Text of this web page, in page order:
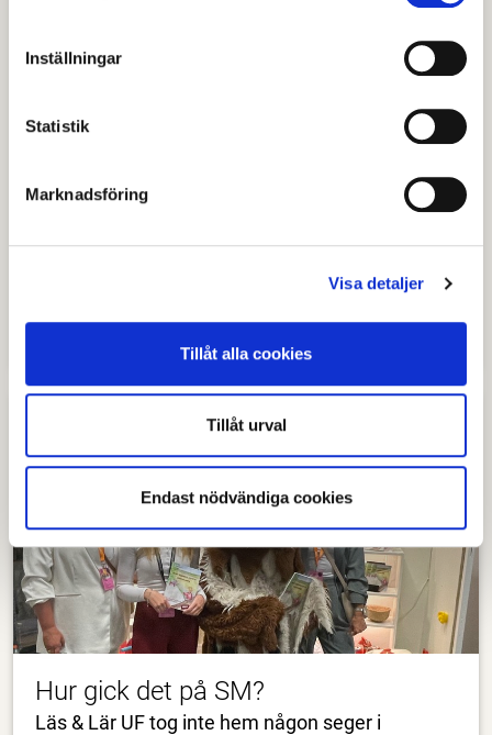
Inställningar
Statistik
Marknadsföring
Visa detaljer
Tillåt alla cookies
Tillåt urval
Endast nödvändiga cookies
mästerskapen i Ung Företagsamhet
(UF)
Läs & Lär UF vann i kategorin Årets vara och är
Hur gick det på SM?
Läs & Lär UF tog inte hem någon seger i